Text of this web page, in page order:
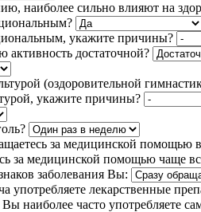
наиболее сильно влияют на
укажите причины?
достаточной?
(оздоровительной
укажите причины?
за медицинской помощью
за медицинской помощью чаще
заболевания Вы:
употребляете лекарственные
наиболее часто употребляете